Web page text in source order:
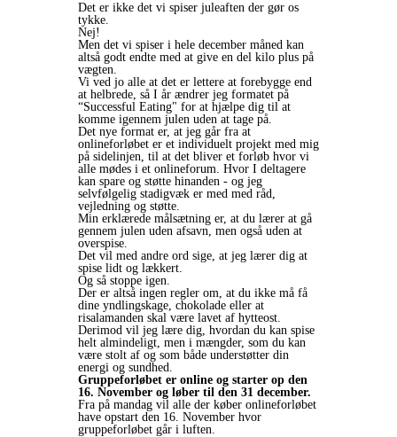
Det er ikke det vi spiser juleaften der gør os
tykke.
Nej!
Men det vi spiser i hele december måned kan
altså godt endte med at give en del kilo plus på
vægten.
Vi ved jo alle at det er lettere at forebygge end
at helbrede, så I år ændrer jeg formatet på
“Successful Eating" for at hjælpe dig til at
komme igennem julen uden at tage på.
Det nye format er, at jeg går fra at
onlineforløbet er et individuelt projekt med mig
på sidelinjen, til at det bliver et forløb hvor vi
alle mødes i et onlineforum. Hvor I deltagere
kan spare og støtte hinanden - og jeg
selvfølgelig stadigvæk er med med råd,
vejledning og støtte.
Min erklærede målsætning er, at du lærer at gå
gennem julen uden afsavn, men også uden at
overspise.
Det vil med andre ord sige, at jeg lærer dig at
spise lidt og lækkert.
Og så stoppe igen.
Der er altså ingen regler om, at du ikke må få
dine yndlingskage, chokolade eller at
risalamanden skal være lavet af hytteost.
Derimod vil jeg lære dig, hvordan du kan spise
helt almindeligt, men i mængder, som du kan
være stolt af og som både understøtter din
energi og sundhed.
Gruppeforløbet er online og starter op den
16. November og løber til den 31 december.
Fra på mandag vil alle der køber onlineforløbet
have opstart den 16. November hvor
gruppeforløbet går i luften.